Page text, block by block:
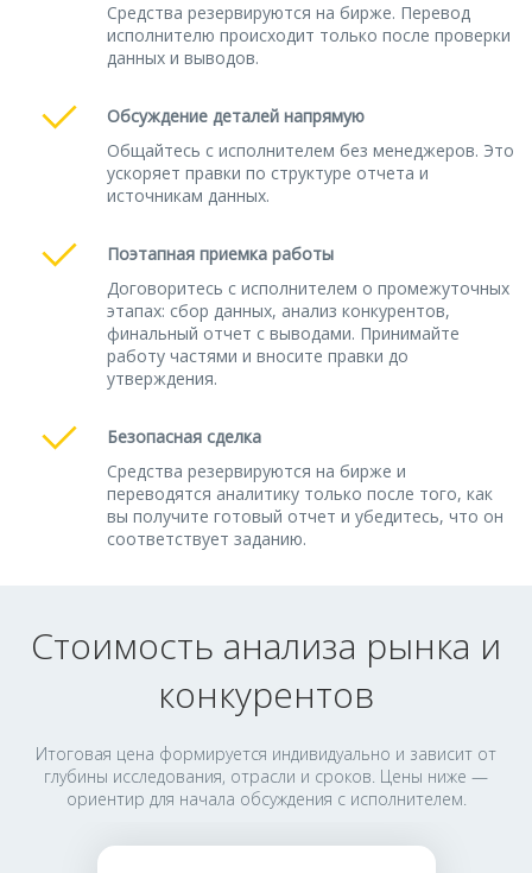
Средства резервируются на бирже. Перевод
исполнителю происходит только после проверки
данных и выводов.
Обсуждение деталей напрямую
Общайтесь с исполнителем без менеджеров. Это
ускоряет правки по структуре отчета и
источникам данных.
Поэтапная приемка работы
Договоритесь с исполнителем о промежуточных
этапах: сбор данных, анализ конкурентов,
финальный отчет с выводами. Принимайте
работу частями и вносите правки до
утверждения.
Безопасная сделка
Средства резервируются на бирже и
переводятся аналитику только после того, как
вы получите готовый отчет и убедитесь, что он
соответствует заданию.
Стоимость анализа рынка и
конкурентов
Итоговая цена формируется индивидуально и зависит от
глубины исследования, отрасли и сроков. Цены ниже —
ориентир для начала обсуждения с исполнителем.